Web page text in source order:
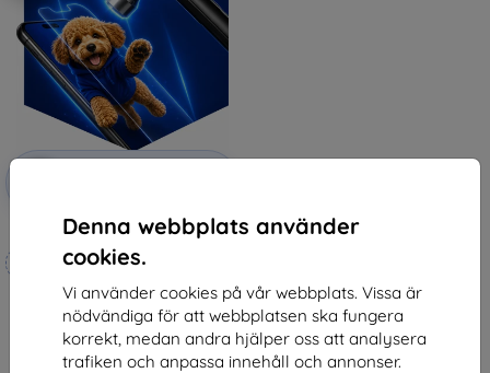
Denna webbplats använder
cookies.
Vi använder cookies på vår webbplats. Vissa är
nödvändiga för att webbplatsen ska fungera
korrekt, medan andra hjälper oss att analysera
trafiken och anpassa innehåll och annonser.
Rabatt
3mk Hammer protective film
Tillverkat efter mått
248 kr
223 kr
I lager 4 st